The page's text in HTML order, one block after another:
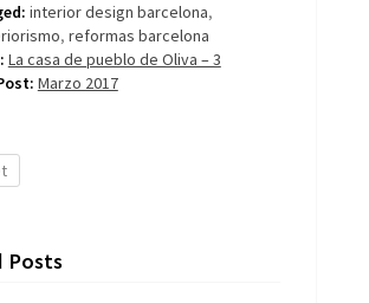
interior design barcelona,
, reformas barcelona
La casa de pueblo de Oliva – 3
Marzo 2017
Posts